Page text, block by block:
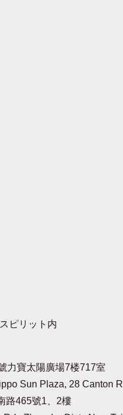
ピリット内
力寶太陽廣場7楼717室
Sun Plaza, 28 Canton
路465號1、2樓